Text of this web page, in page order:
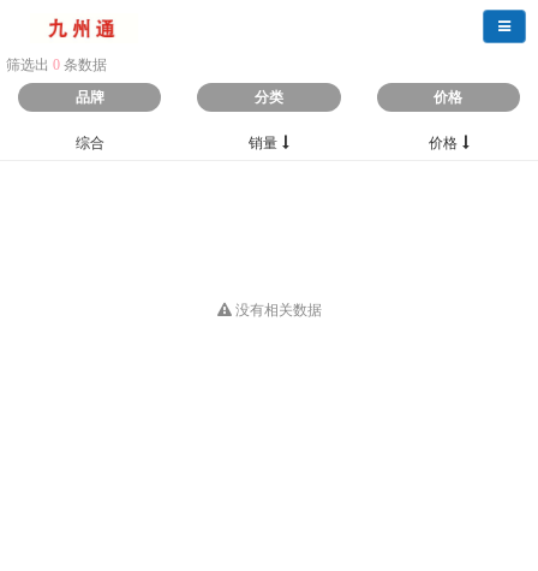
导航
筛选出 0 条数据
品牌
分类 价格
综合 销量 价格
没有相关数据